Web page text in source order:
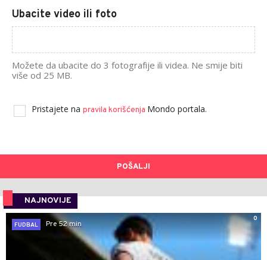
Ubacite video ili foto
Možete da ubacite do 3 fotografije ili videa. Ne smije biti
više od 25 MB.
Pristajete na pravila korišćenja Mondo portala.
POŠALJI
NAJNOVIJE
0
FUDBAL
Pre 52 min